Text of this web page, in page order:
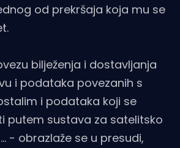
od prekršaja koja mu se
bilježenja i dostavljanja
i podataka povezanih s
i podataka koji se
putem sustava za satelitsko
- obrazlaže se u presudi,